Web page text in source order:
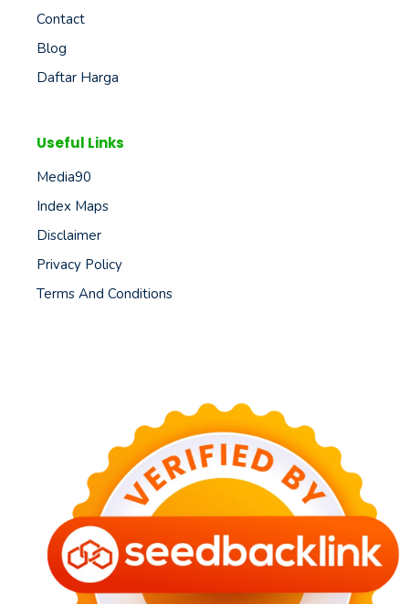
Contact
Blog
Daftar Harga
Useful Links
Media90
Index Maps
Disclaimer
Privacy Policy
Terms And Conditions